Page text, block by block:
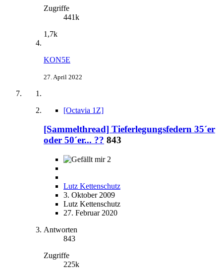
Zugriffe
441k
1,7k
KON5E
27. April 2022
[Octavia 1Z]
[Sammelthread] Tieferlegungsfedern 35´er
oder 50´er... ?? 843
2
Lutz Kettenschutz
3. Oktober 2009
Lutz Kettenschutz
27. Februar 2020
Antworten
843
Zugriffe
225k